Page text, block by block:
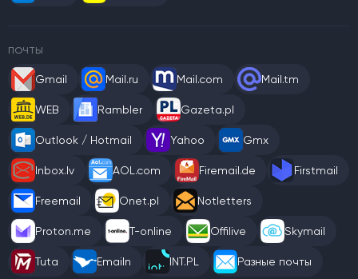
ПОЧТЫ
Gmail Mail.ru Mail.com Mail.tm
WEB Rambler Gazeta.pl
Outlook / Hotmail Yahoo Gmx
Inbox.lv AOL.com Firemail.de Firstmail
Freemail Onet.pl Notletters
Proton.me T-online Offilive Skymail
Tuta Emailn INT.PL Разные почты